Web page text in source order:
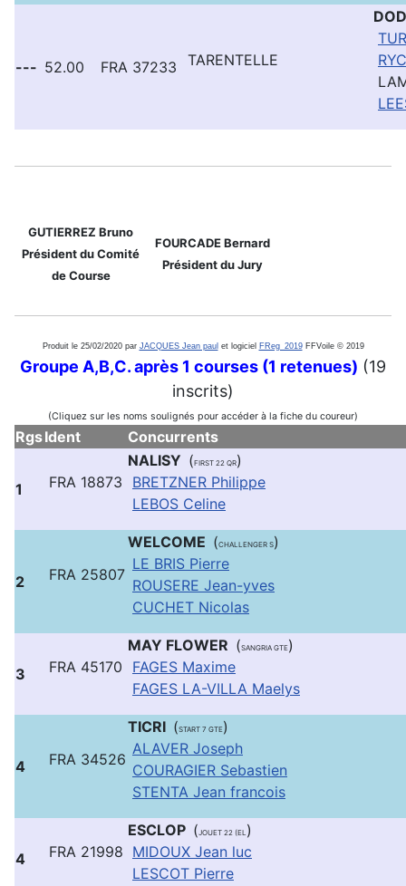
--- 52.00 FRA 37233 TARENTELLE
GUTIERREZ Bruno
Président du Comité
de Course
FOURCADE Bernard
Président du Jury
Produit le 25/02/2020 par JACQUES Jean paul et logiciel FReg_2019FFVoile © 2019
Groupe A,B,C. après 1 courses (1 retenues) (19
inscrits)
(Cliquez sur les noms soulignés pour accéder à la fiche du coureur)
RgsIdent Concurrents
1 FRA 18873
NALISY (FIRST 22 QR)
BRETZNER Philippe
LEBOS Celine
2 FRA 25807
WELCOME (CHALLENGER S)
LE BRIS Pierre
ROUSERE Jean-yves
CUCHET Nicolas
3 FRA 45170
MAY FLOWER (SANGRIA GTE)
FAGES Maxime
FAGES LA-VILLA Maelys
4 FRA 34526
TICRI (START 7 GTE)
ALAVER Joseph
COURAGIER Sebastien
STENTA Jean francois
4 FRA 21998
ESCLOP (JOUET 22 (EL )
MIDOUX Jean luc
LESCOT Pierre